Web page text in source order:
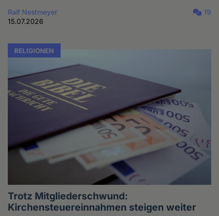
Ralf Nestmeyer
15.07.2026
19
RELIGIONEN
Trotz Mitgliederschwund:
Kirchensteuereinnahmen steigen weiter